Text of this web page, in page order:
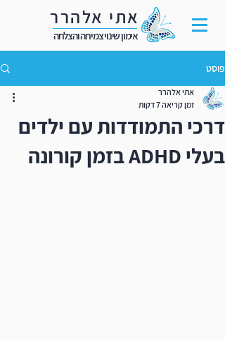
אתי אלהרר
אימון שינוי צמיחה והצלחה
פוסט
דרכי התמודדות עם ילדים
בעלי ADHD בזמן קורונה
אתי אלהרר
זמן קריאה 7 דקות